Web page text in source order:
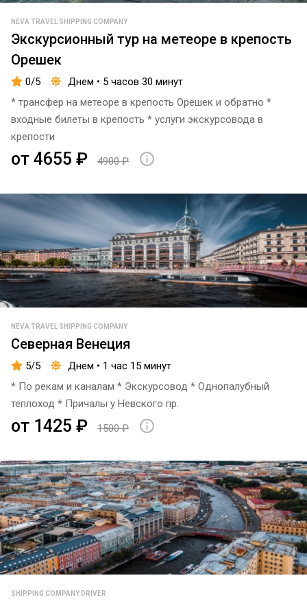
NEVA TRAVEL SHIPPING COMPANY
Экскурсионный тур на метеоре в крепость
Орешек
0/5
Днем • 5 часов 30 минут
* трансфер на метеоре в крепость Орешек и обратно *
входные билеты в крепость * услуги экскурсовода в
крепости
от 4655 ₽ 4900 ₽
NEVA TRAVEL SHIPPING COMPANY
Северная Венеция
5/5
Днем • 1 час 15 минут
* По рекам и каналам * Экскурсовод * Однопалубный
теплоход * Причалы у Невского пр.
от 1425 ₽ 1500 ₽
SHIPPING COMPANY DRIVER